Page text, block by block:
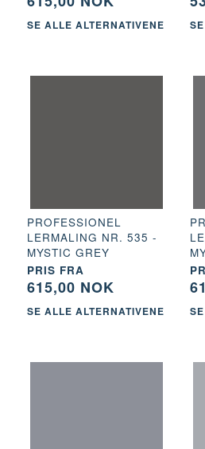
SE ALLE ALTERNATIVENE
PROFESSIONEL
LERMALING NR. 535 -
MYSTIC GREY
PRIS FRA
615,00 NOK
SE ALLE ALTERNATIVENE